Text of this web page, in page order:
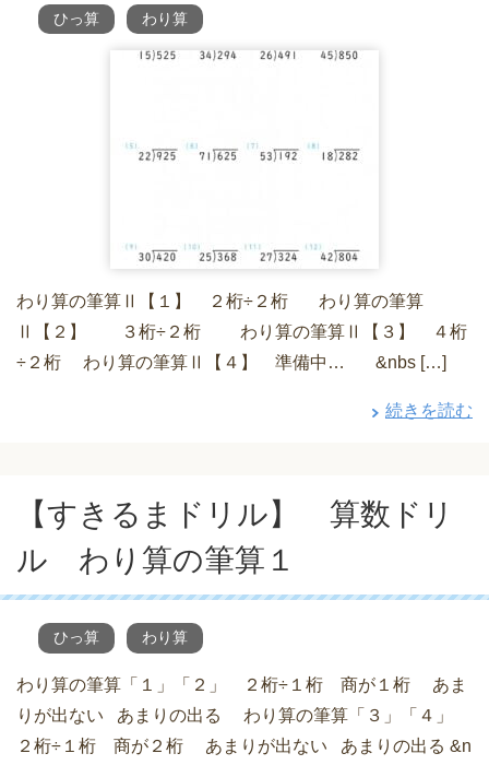
ひっ算 わり算
わり算の筆算Ⅱ【１】 ２桁÷２桁 わり算の筆算
Ⅱ【２】 ３桁÷２桁 わり算の筆算Ⅱ【３】 ４桁
÷２桁 わり算の筆算Ⅱ【４】 準備中… &nbs […]
続きを読む
【すきるまドリル】 算数ドリ
ル わり算の筆算１
ひっ算 わり算
わり算の筆算「１」「２」 ２桁÷１桁 商が１桁 あま
りが出ない あまりの出る わり算の筆算「３」「４」
２桁÷１桁 商が２桁 あまりが出ない あまりの出る &n